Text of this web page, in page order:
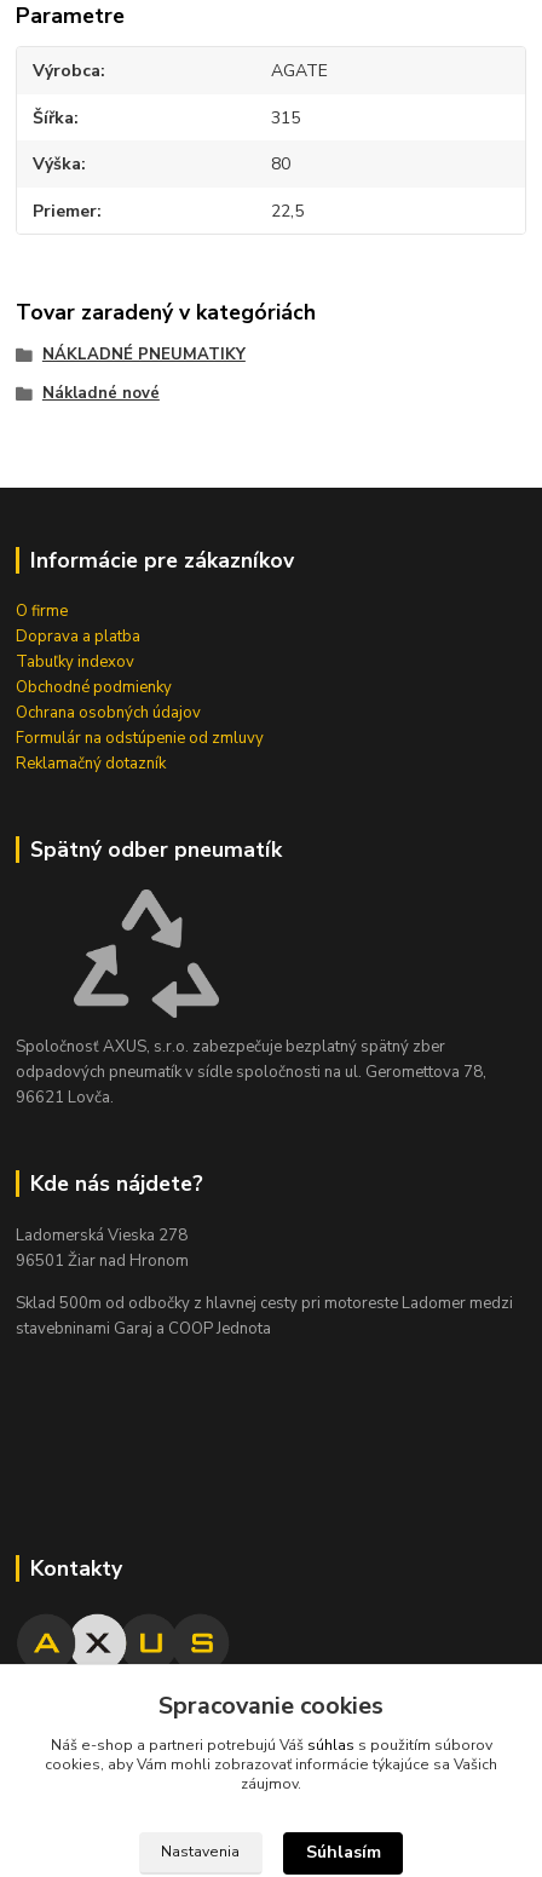
Parametre
Výrobca AGATE
Šířka 315
Výška 80
Priemer 22,5
Tovar zaradený v kategóriách
NÁKLADNÉ PNEUMATIKY
Nákladné nové
Informácie pre zákazníkov
O firme
Doprava a platba
Tabuľky indexov
Obchodné podmienky
Ochrana osobných údajov
Formulár na odstúpenie od zmluvy
Reklamačný dotazník
Spätný odber pneumatík
Spoločnosť AXUS, s.r.o. zabezpečuje bezplatný spätný zber
odpadových pneumatík v sídle spoločnosti na ul. Geromettova 78,
96621 Lovča.
Kde nás nájdete?
Ladomerská Vieska 278
96501 Žiar nad Hronom
Sklad 500m od odbočky z hlavnej cesty pri motoreste Ladomer medzi
stavebninami Garaj a COOP Jednota
Kontakty
axuspneu@gmail.com
Spracovanie cookies
Náš e-shop a partneri potrebujú Váš súhlas s použitím súborov
cookies, aby Vám mohli zobrazovať informácie týkajúce sa Vašich
záujmov.
Nastavenia Súhlasím